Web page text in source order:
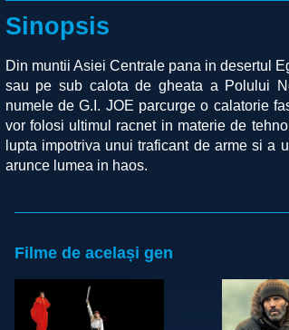
Sinopsis
Din muntii Asiei Centrale pana in desertul
sau pe sub calota de gheata a Polului
numele de G.I. JOE parcurge o calatorie
vor folosi ultimul racnet in materie de
lupta impotriva unui traficant de arme si a
arunce lumea in haos.
Filme de același gen